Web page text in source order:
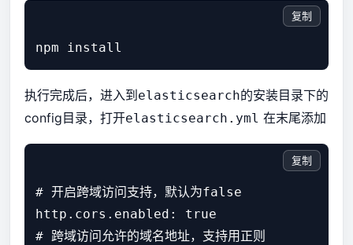
复制
执行完成后，进入到 elasticsearch的安装目录下的
config目录，打开elasticsearch.yml 在末尾添加
# 开启跨域访问支持，默认为false
http.cors.enabled: true
# 跨域访问允许的域名地址，支持用正则
复制